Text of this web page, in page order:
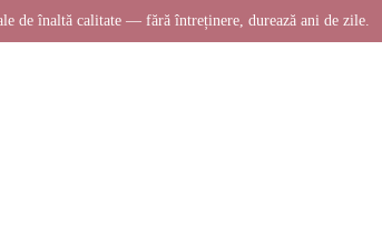
de înaltă calitate — fără întreținere, durează ani de zile.